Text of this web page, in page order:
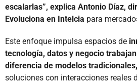
escalarlas”, explica Antonio Díaz,
Evoluciona en Intelcia para
Este enfoque impulsa espacios de
tecnología, datos y negocio
diferencia de modelos tradicionales,
soluciones con interacciones reales